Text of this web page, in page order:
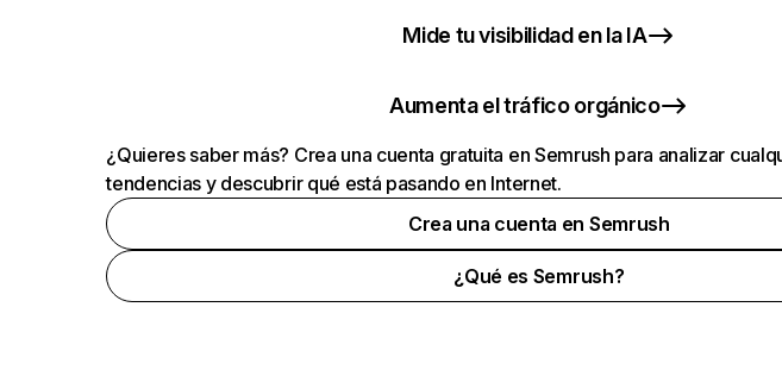
Mide tu visibilidad en la IA
Aumenta el tráfico orgánico
¿Quieres saber más? Crea una cuenta gratuita en Semrush para analizar
tendencias y descubrir qué está pasando en Internet.
Crea una cuenta en Semrush
¿Qué es Semrush?